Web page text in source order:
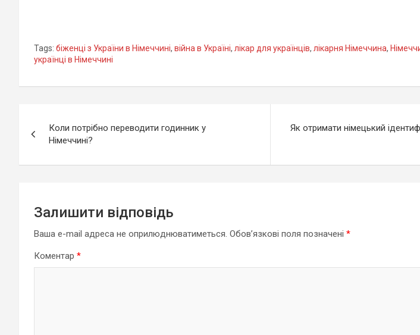
Tags: біженці з України в Німеччині, війна в Україні, лікар для українців, лікарня Німеччина,
українці в Німеччині
записів
Коли потрібно переводити годинник у
Німеччині?
Як отримати німецький
Залишити відповідь
Ваша e-mail адреса не оприлюднюватиметься. Обов’язкові поля позначені *
Коментар *